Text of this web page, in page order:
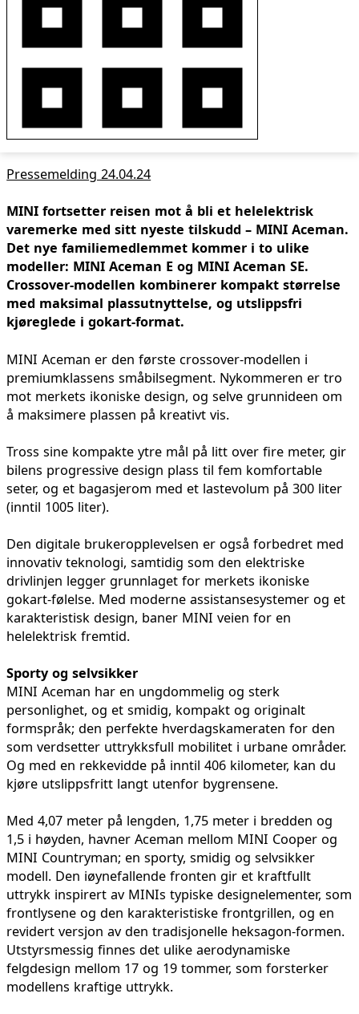
Pressemelding 24.04.24
MINI fortsetter reisen mot å bli et helelektrisk
varemerke med sitt nyeste tilskudd – MINI Aceman.
Det nye familiemedlemmet kommer i to ulike
modeller: MINI Aceman E og MINI Aceman SE.
Crossover-modellen kombinerer kompakt størrelse
med maksimal plassutnyttelse, og utslippsfri
kjøreglede i gokart-format.
MINI Aceman er den første crossover-modellen i
premiumklassens småbilsegment. Nykommeren er tro
mot merkets ikoniske design, og selve grunnideen om
å maksimere plassen på kreativt vis.
Tross sine kompakte ytre mål på litt over fire meter, gir
bilens progressive design plass til fem komfortable
seter, og et bagasjerom med et lastevolum på 300 liter
(inntil 1005 liter).
Den digitale brukeropplevelsen er også forbedret med
innovativ teknologi, samtidig som den elektriske
drivlinjen legger grunnlaget for merkets ikoniske
gokart-følelse. Med moderne assistansesystemer og et
karakteristisk design, baner MINI veien for en
helelektrisk fremtid.
Sporty og selvsikker
MINI Aceman har en ungdommelig og sterk
personlighet, og et smidig, kompakt og originalt
formspråk; den perfekte hverdagskameraten for den
som verdsetter uttrykksfull mobilitet i urbane områder.
Og med en rekkevidde på inntil 406 kilometer, kan du
kjøre utslippsfritt langt utenfor bygrensene.
Med 4,07 meter på lengden, 1,75 meter i bredden og
1,5 i høyden, havner Aceman mellom MINI Cooper og
MINI Countryman; en sporty, smidig og selvsikker
modell. Den iøynefallende fronten gir et kraftfullt
uttrykk inspirert av MINIs typiske designelementer, som
frontlysene og den karakteristiske frontgrillen, og en
revidert versjon av den tradisjonelle heksagon-formen.
Utstyrsmessig finnes det ulike aerodynamiske
felgdesign mellom 17 og 19 tommer, som forsterker
modellens kraftige uttrykk.